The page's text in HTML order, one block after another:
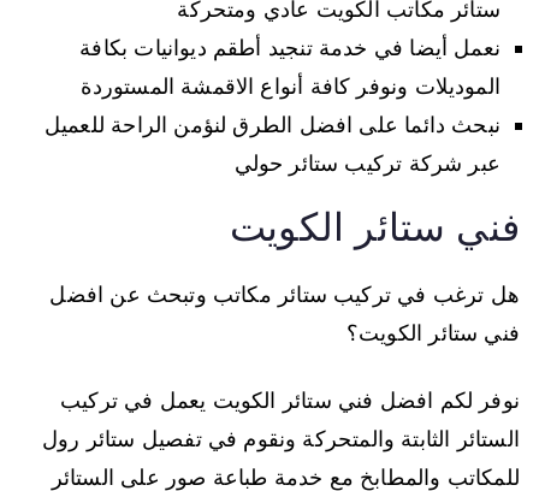
ستائر مكاتب الكويت عادي ومتحركة
نعمل أيضا في خدمة تنجيد أطقم ديوانيات بكافة
الموديلات ونوفر كافة أنواع الاقمشة المستوردة
نبحث دائما على افضل الطرق لنؤمن الراحة للعميل
عبر شركة تركيب ستائر حولي
فني ستائر الكويت
هل ترغب في تركيب ستائر مكاتب وتبحث عن افضل
فني ستائر الكويت؟
نوفر لكم افضل فني ستائر الكويت يعمل في تركيب
الستائر الثابتة والمتحركة ونقوم في تفصيل ستائر رول
للمكاتب والمطابخ مع خدمة طباعة صور على الستائر